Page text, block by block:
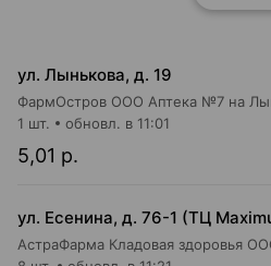
ул. Лынькова, д. 19
ФармОстров ООО Аптека №7 на
5,01 р.
1 шт. обновл. в 11:01